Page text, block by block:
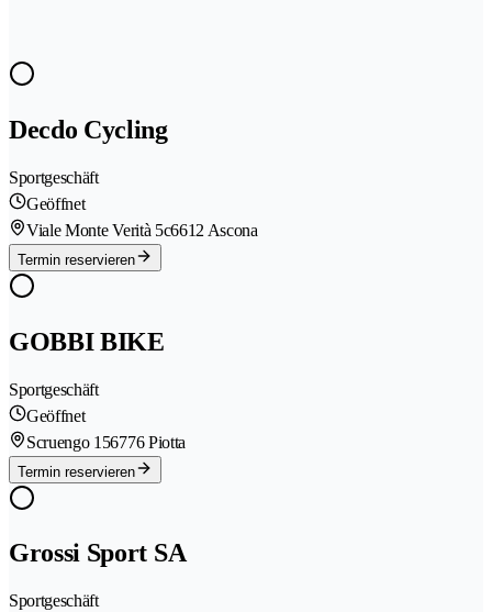
Decdo Cycling
Sportgeschäft
Geöffnet
Viale Monte Verità 5c6612 Ascona
Termin reservieren
GOBBI BIKE
Sportgeschäft
Geöffnet
Scruengo 156776 Piotta
Termin reservieren
Grossi Sport SA
Sportgeschäft